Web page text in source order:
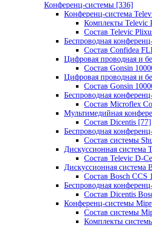
Конференц-системы [336]
Конференц-система
Комплекты Televic
Состав Televic
Беспроводная
Состав Confidea
Цифровая проводная и
Состав Gonsin
Цифровая проводная и
Состав Gonsin
Беспроводная
Состав Microflex
Мультимедийная
Состав Dicentis [77]
Беспроводная
Состав системы
Дискуссионная система
Состав Televic D-
Дискуссионная система
Состав Bosch CCS
Беспроводная
Состав Dicentis
Конференц-системы
Состав системы
Комплекты